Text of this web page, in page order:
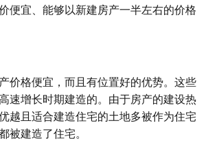
便宜、能够以新建房产一半左右的价格
价格便宜，而且有位置好的优势。这些
速增长时期建造的。由于房产的建设热
越且适合建造住宅的土地多被作为住宅
被建造了住宅。